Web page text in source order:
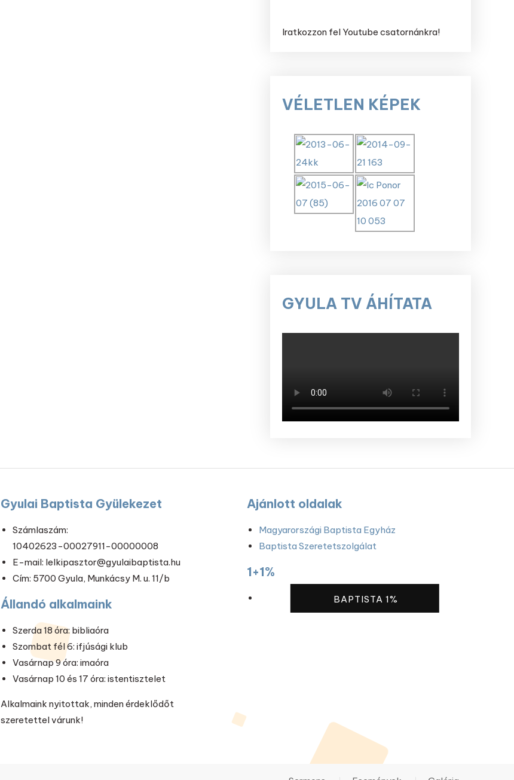
Iratkozzon fel Youtube csatornánkra!
VÉLETLEN KÉPEK
GYULA TV ÁHÍTATA
Gyulai Baptista Gyülekezet
Számlaszám:
10402623-00027911-00000008
E-mail: lelkipasztor@gyulaibaptista.hu
Cím: 5700 Gyula, Munkácsy M. u. 11/b
Állandó alkalmaink
Szerda 18 óra: bibliaóra
Szombat fél 6: ifjúsági klub
Vasárnap 9 óra: imaóra
Vasárnap 10 és 17 óra: istentisztelet
Alkalmaink nyitottak, minden érdeklődőt
szeretettel várunk!
Ajánlott oldalak
Magyarországi Baptista Egyház
Baptista Szeretetszolgálat
1+1%
BAPTISTA 1%